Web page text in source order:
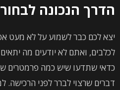
הדרך הנכונה
יצא לכם כבר לשמוע על לא מעט
לכלבים, ואתם לא יודעים מה
כדאי שתדעו שיש כמה פרמטרים
דברים שרצוי לברר לפני